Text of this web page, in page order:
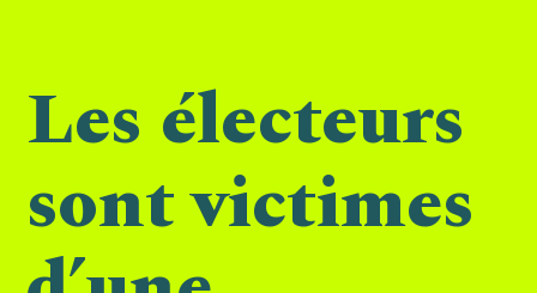
Les électeurs
sont victimes